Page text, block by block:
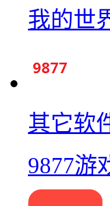
我的世
其它软
9877游